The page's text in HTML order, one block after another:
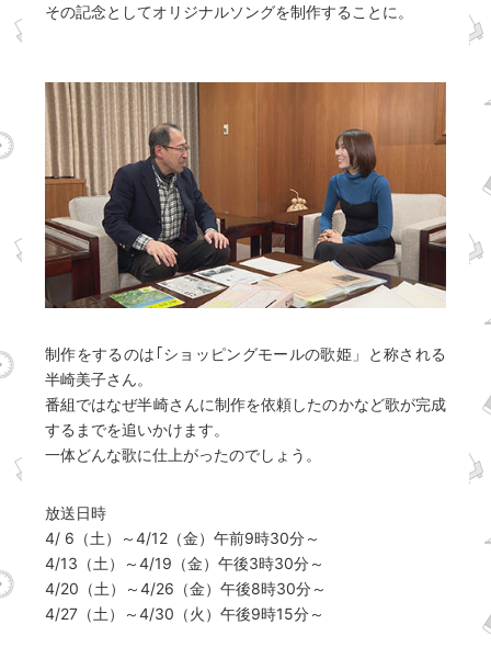
その記念としてオリジナルソングを制作することに。
制作をするのは｢ショッピングモールの歌姫」と称される
半崎美子さん。
番組ではなぜ半崎さんに制作を依頼したのかなど歌が完成
するまでを追いかけます。
一体どんな歌に仕上がったのでしょう。
放送日時
4/ 6（土）～4/12（金）午前9時30分～
4/13（土）～4/19（金）午後3時30分～
4/20（土）～4/26（金）午後8時30分～
4/27（土）～4/30（火）午後9時15分～